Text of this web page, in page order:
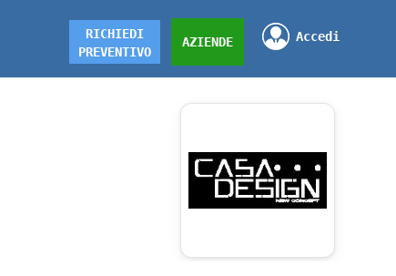
Accedi
AZIENDE
RICHIEDI
PREVENTIVO